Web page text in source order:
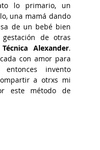
lo primario, un
una mamá dando
de un bebé bien
de otras
Técnica Alexander.
con amor para
entonces invento
a otrxs mi
este método de